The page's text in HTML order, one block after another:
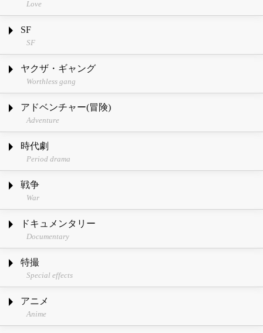
Love
SF
SF
ヤクザ・ギャング
Worthless gang
アドベンチャー(冒険)
Adventure
時代劇
Period drama
戦争
War
ドキュメンタリー
Documentary
特撮
Special effects
アニメ
Anime